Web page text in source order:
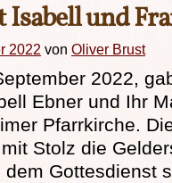
und
2022 von Oliver Brust
2022,
Ebner und Ihr
Pfarrkirche.
Stolz die
Gottesdienst